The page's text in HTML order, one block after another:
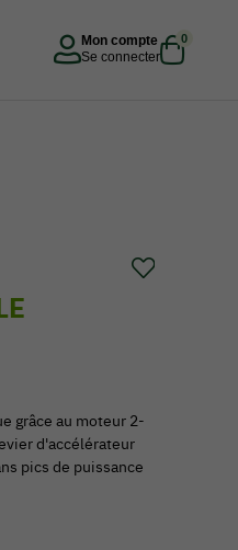
Mon compte
Se connecter
0
grâce au moteur 2-
d'accélérateur
pics de puissance